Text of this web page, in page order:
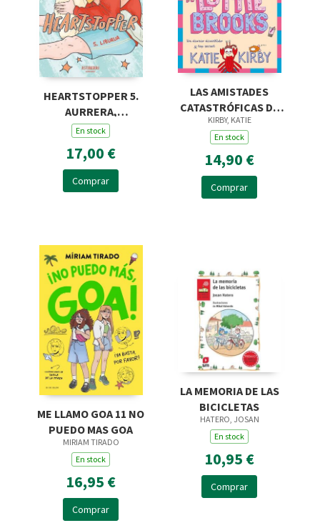
HEARTSTOPPER 5.
AURRERA,
ELKARREKIN
En stock
17,00 €
Comprar
LAS AMISTADES
CATASTRÓFICAS DE
LOTTIE BROOKS
KIRBY, KATIE
En stock
14,90 €
Comprar
ME LLAMO GOA 11 NO
PUEDO MAS GOA
MIRIAM TIRADO
En stock
16,95 €
Comprar
LA MEMORIA DE LAS
BICICLETAS
HATERO, JOSAN
En stock
10,95 €
Comprar